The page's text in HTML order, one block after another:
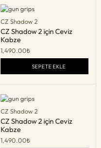
CZ Shadow 2
CZ Shadow 2 için Ceviz
Kabze
1,490.00₺
SEPETE EKLE
CZ Shadow 2
CZ Shadow 2 için Ceviz
Kabze
1,490.00₺